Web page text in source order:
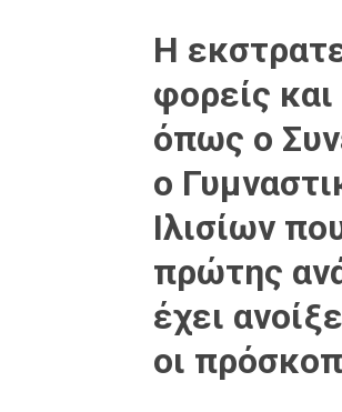
Η
φορείς
όπως ο
ο
Ιλισίων
πρώτης
έχει
οι